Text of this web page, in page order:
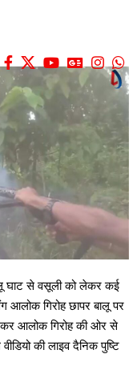
घाट से वसूली को लेकर कई
गिरोह छापर बालू पर
आलोक गिरोह की ओर से
की लाइव दैनिक पुष्टि